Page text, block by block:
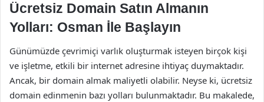
Ücretsiz Domain Satın Almanın
Yolları: Osman İle Başlayın
Günümüzde çevrimiçi varlık oluşturmak isteyen birçok kişi
ve işletme, etkili bir internet adresine ihtiyaç duymaktadır.
Ancak, bir domain almak maliyetli olabilir. Neyse ki, ücretsiz
domain edinmenin bazı yolları bulunmaktadır. Bu makalede,